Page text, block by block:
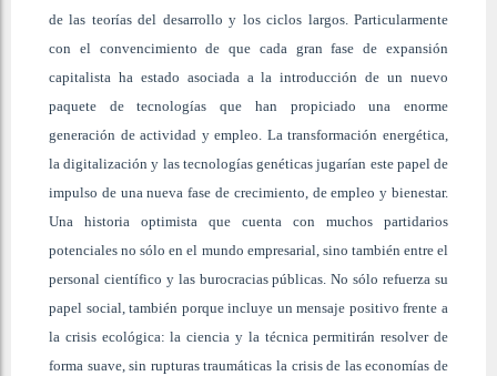
de las teorías del desarrollo y los ciclos largos. Particularmente
con el convencimiento de que cada gran fase de expansión
capitalista ha estado asociada a la introducción de un nuevo
paquete de tecnologías que han propiciado una enorme
generación de actividad y empleo. La transformación energética,
la digitalización y las tecnologías genéticas jugarían este papel de
impulso de una nueva fase de crecimiento, de empleo y bienestar.
Una historia optimista que cuenta con muchos partidarios
potenciales no sólo en el mundo empresarial, sino también entre el
personal científico y las burocracias públicas. No sólo refuerza su
papel social, también porque incluye un mensaje positivo frente a
la crisis ecológica: la ciencia y la técnica permitirán resolver de
forma suave, sin rupturas traumáticas la crisis de las economías de